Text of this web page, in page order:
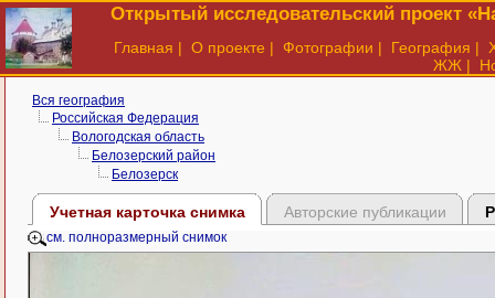
Открытый исследовательский проект
Главная | О проекте | Фотографии | География |
ЖЖ |
Вся география
Российская Федерация
Вологодская область
Белозерский район
Белозерск
Учетная карточка снимка Авторские публикации
см. полноразмерный снимок